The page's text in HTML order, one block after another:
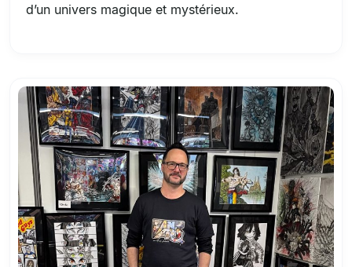
d’un univers magique et mystérieux.